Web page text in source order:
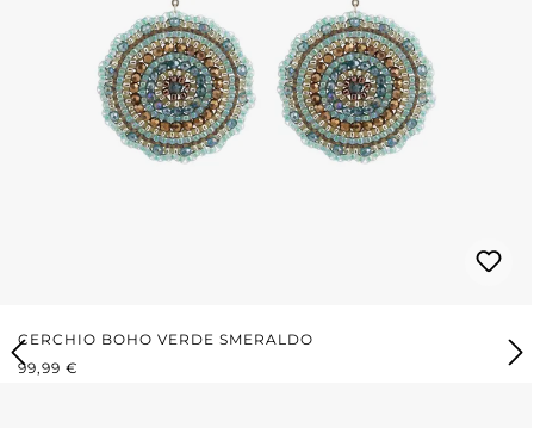
CERCHIO BOHO VERDE SMERALDO
PREZZO NORMALE:
99,99 €